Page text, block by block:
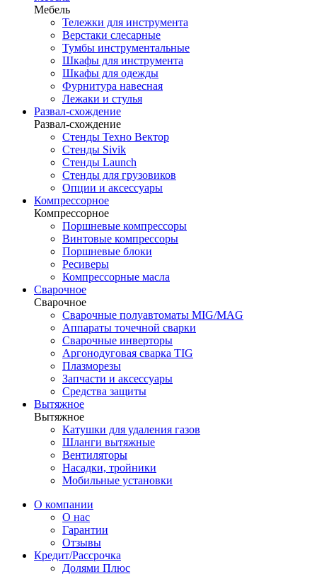
Мебель
Тележки для инструмента
Верстаки слесарные
Тумбы инструментальные
Шкафы для инструмента
Шкафы для одежды
Фурнитура навесная
Лежаки и стулья
Развал-схождение
Развал-схождение
Стенды Техно Вектор
Стенды Sivik
Стенды Launch
Стенды для грузовиков
Опции и аксессуары
Компрессорное
Компрессорное
Поршневые компрессоры
Винтовые компрессоры
Поршневые блоки
Ресиверы
Компрессорные масла
Сварочное
Сварочное
Сварочные полуавтоматы MIG/MAG
Аппараты точечной сварки
Сварочные инверторы
Аргонодуговая сварка TIG
Плазморезы
Запчасти и аксессуары
Средства защиты
Вытяжное
Вытяжное
Катушки для удаления газов
Шланги вытяжные
Вентиляторы
Насадки, тройники
Мобильные установки
О компании
О нас
Гарантии
Отзывы
Кредит/Рассрочка
Долями Плюс